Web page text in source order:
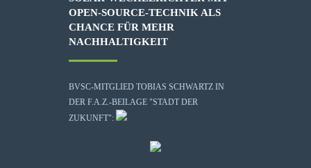
OPEN-SOURCE-TECHNIK ALS
CHANCE FÜR MEHR
NACHHALTIGKEIT
BVSC-MITGLIED TOBIAS SCHWARTZ IN
DER F.A.Z.-BEILAGE "STADT DER
ZUKUNFT":